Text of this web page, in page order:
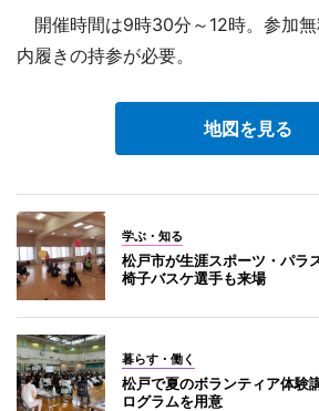
開催時間は9時30分～12時。参加
内履きの持参が必要。
地図を見る
学ぶ・知る
松戸市が生涯スポーツ・パラ
椅子バスケ選手も来場
暮らす・働く
松戸で夏のボランティア体験
ログラムを用意